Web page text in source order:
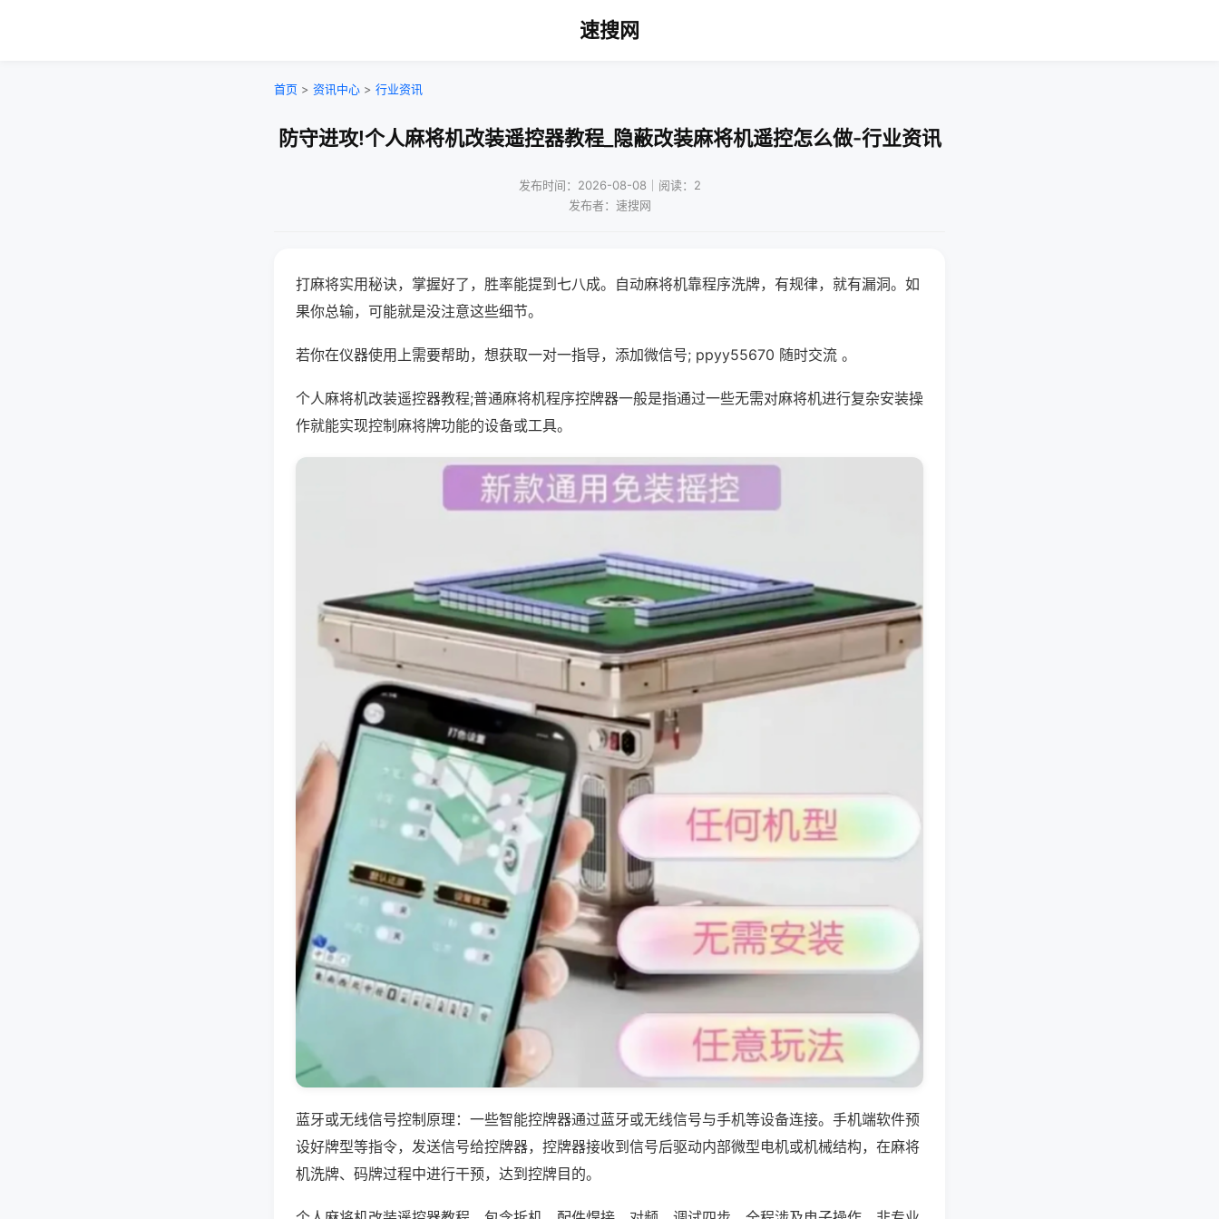
速搜网
首页 > 资讯中心 > 行业资讯
防守进攻!个人麻将机改装遥控器教程_隐蔽改装麻将机遥控怎么做-行业资讯
发布时间：2026-08-08｜阅读：2
发布者：速搜网
打麻将实用秘诀，掌握好了，胜率能提到七八成。自动麻将机靠程序洗牌，有规律，就有漏洞。如
果你总输，可能就是没注意这些细节。
若你在仪器使用上需要帮助，想获取一对一指导，添加微信号; ppyy55670 随时交流 。
个人麻将机改装遥控器教程;普通麻将机程序控牌器一般是指通过一些无需对麻将机进行复杂安装操
作就能实现控制麻将牌功能的设备或工具。
蓝牙或无线信号控制原理：一些智能控牌器通过蓝牙或无线信号与手机等设备连接。手机端软件预
设好牌型等指令，发送信号给控牌器，控牌器接收到信号后驱动内部微型电机或机械结构，在麻将
机洗牌、码牌过程中进行干预，达到控牌目的。